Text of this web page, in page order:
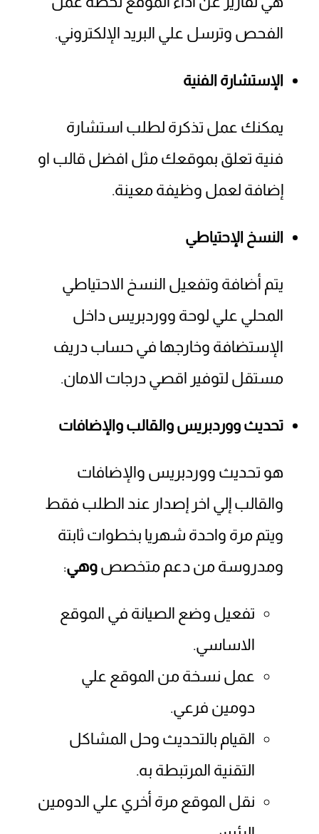
الفحص وترسل علي البريد الإلكتروني.
الإستشارة الفنية
يمكنك عمل تذكرة لطلب استشارة
فنية تعلق بموقعك مثل افضل قالب او
إضافة لعمل وظيفة معينة.
النسخ الإحتياطي
يتم أضافة وتفعيل النسخ الاحتياطي
المحلي علي لوحة ووردبريس داخل
الإستضافة وخارجها في حساب دريف
مستقل لتوفير اقصي درجات الامان.
تحديث ووردبريس والقالب والإضافات
هو تحديث ووردبريس والإضافات
والقالب إلي اخر إصدار عند الطلب فقط
ويتم مرة واحدة شهريا بخطوات ثابتة
ومدروسة من دعم متخصص وهي:
تفعيل وضع الصيانة في الموقع
الاساسي.
عمل نسخة من الموقع علي
دومين فرعي.
القيام بالتحديث وحل المشاكل
التقنية المرتبطة به.
نقل الموقع مرة أخري علي الدومين